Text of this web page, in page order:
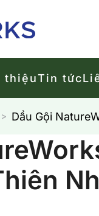
thiệuTin tức
Dầu Gội